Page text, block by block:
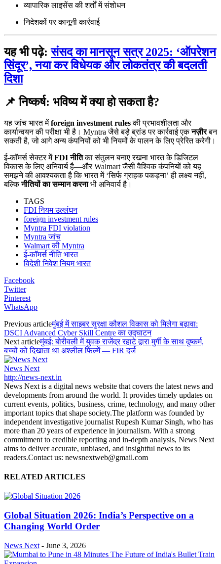
व्यापारिक लाइसेंस की शर्तों में संशोधन
निदेशकों पर कानूनी कार्रवाई
यह भी पढ़े:संसद का मानसून सत्र 2025: ‘ऑपरेशन
सिंदूर’, नया कर विधेयक और लोकतंत्र की बदलती
दिशा
📌 निष्कर्ष: भविष्य में क्या हो सकता है?
यह जांच भारत मेंforeign investment rulesकी प्रभावशीलता और
कार्यान्वयन की परीक्षा भी है। Myntra जैसे बड़े ब्रांड पर कार्रवाई एकनज़ीरबन
सकती है, जो आगे अन्य कंपनियों को भी नियमों के पालन के लिए प्रेरित करेगी।
ई-कॉमर्स सेक्टर मेंFDI नीतिका संतुलन बनाए रखना भारत के डिजिटल
विकास के लिए अनिवार्य है—और Walmart जैसी वैश्विक कंपनियों को यह
समझने की आवश्यकता है कि भारत में ‘सिर्फ ग्राहक पकड़ना’ ही लक्ष्य नहीं,
बल्किनीतियों का सम्मान करनाभी अनिवार्य है।
TAGS
FDI नियम उल्लंघन
foreign investment rules
Myntra FDI violation
Myntra जांच
Walmart की Myntra
ई-कॉमर्स नीति भारत
विदेशी निवेश नियम भारत
Facebook
Twitter
Pinterest
WhatsApp
Previous articleमुंबई में साइबर सुरक्षा कौशल विकास को मिलेगा बढ़ावा:
DSCI Advanced Cyber Skill Centre का उद्घाटन
Next articleमुंबई: बोरीवली में युवक राजेंद्र रहाटे द्वारा मुर्गी के साथ दुष्कर्म,
बच्चों को दिखाता था अश्लील फिल्में — FIR दर्ज
News Next
http://news-next.in
News Next is a digital news website that covers the latest news and
developments from around the world. It provides timely updates on
current events, politics, business, crime, technology, and many other
important topics that shape society.The platform was founded by
independent investigative journalist Rupesh Kumar Singh, who has
more than 20 years of experience in journalism. With a strong
commitment to credible reporting and in-depth analysis, News Next
aims to deliver accurate, unbiased, and insightful news to its
readers.Contact us: newsnextweb@gmail.com
RELATED ARTICLES
Global Situation 2026: India’s Perspective on a
Changing World Order
News Next - June 3, 2026